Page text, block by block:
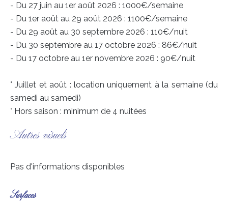
- Du 27 juin au 1er août 2026 : 1000€/semaine
- Du 1er août au 29 août 2026 : 1100€/semaine
- Du 29 août au 30 septembre 2026 : 110€/nuit
- Du 30 septembre au 17 octobre 2026 : 86€/nuit
- Du 17 octobre au 1er novembre 2026 : 90€/nuit
° Juillet et août : location uniquement à la semaine (du
samedi au samedi)
° Hors saison : minimum de 4 nuitées
Autres visuels
Pas d'informations disponibles
Surfaces